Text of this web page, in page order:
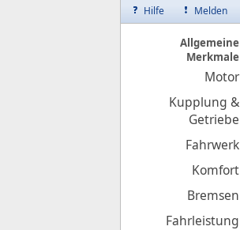
Hilfe Melden
Allgemeine
Merkmale
Motor
Kupplung &
Getriebe
Fahrwerk
Komfort
Bremsen
Fahrleistung